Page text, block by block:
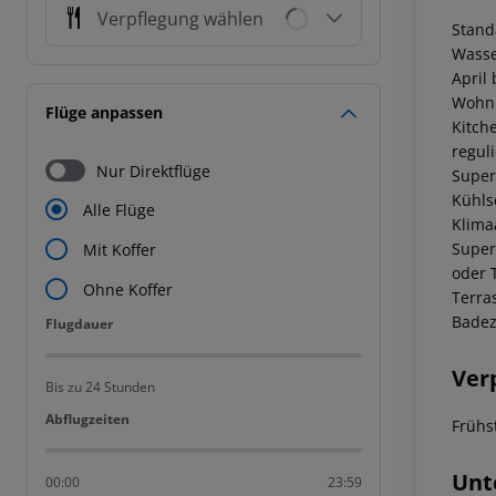
Verpflegung wählen
Flüge anpassen
Nur Direktflüge
Alle Flüge
Mit Koffer
Ohne Koffer
Flugdauer
Flugdauer
Bis zu 24 Stunden
Abflugzeiten
Abflugzeiten
00:00 23:59
April
oder